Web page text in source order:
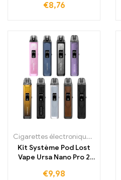
€8,76
Cigarettes électroniques jetables
Kit Système Pod Lost
Vape Ursa Nano Pro 2
€9,98